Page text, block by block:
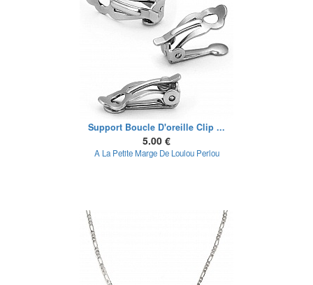
Support Boucle D'oreille Clip ...
5.00 €
A La Petite Marge De Loulou Perlou